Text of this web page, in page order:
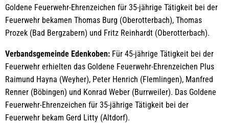
Goldene Feuerwehr-Ehrenzeichen für 35-jährige Tätigkeit bei der
Feuerwehr bekamen Thomas Burg (Oberotterbach), Thomas
Prozek (Bad Bergzabern) und Fritz Reinhardt (Oberotterbach).
Verbandsgemeinde Edenkoben: Für 45-jährige Tätigkeit bei der
Feuerwehr erhielten das Goldene Feuerwehr-Ehrenzeichen Plus
Raimund Hayna (Weyher), Peter Henrich (Flemlingen), Manfred
Renner (Böbingen) und Konrad Weber (Burrweiler). Das Goldene
Feuerwehr-Ehrenzeichen für 35-jährige Tätigkeit bei der
Feuerwehr bekam Gerd Litty (Altdorf).